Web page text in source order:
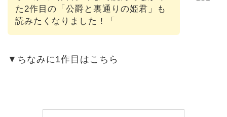
た2作目の「公爵と裏通りの姫君」も
読みたくなりました！「
▼ちなみに1作目はこちら